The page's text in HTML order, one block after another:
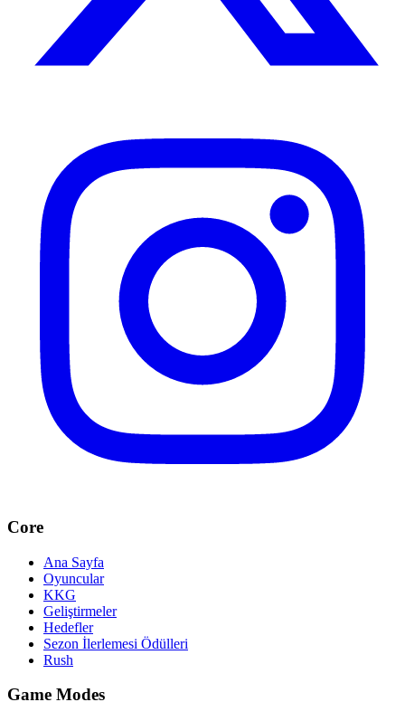
Core
Ana Sayfa
Oyuncular
KKG
Geliştirmeler
Hedefler
Sezon İlerlemesi Ödülleri
Rush
Game Modes